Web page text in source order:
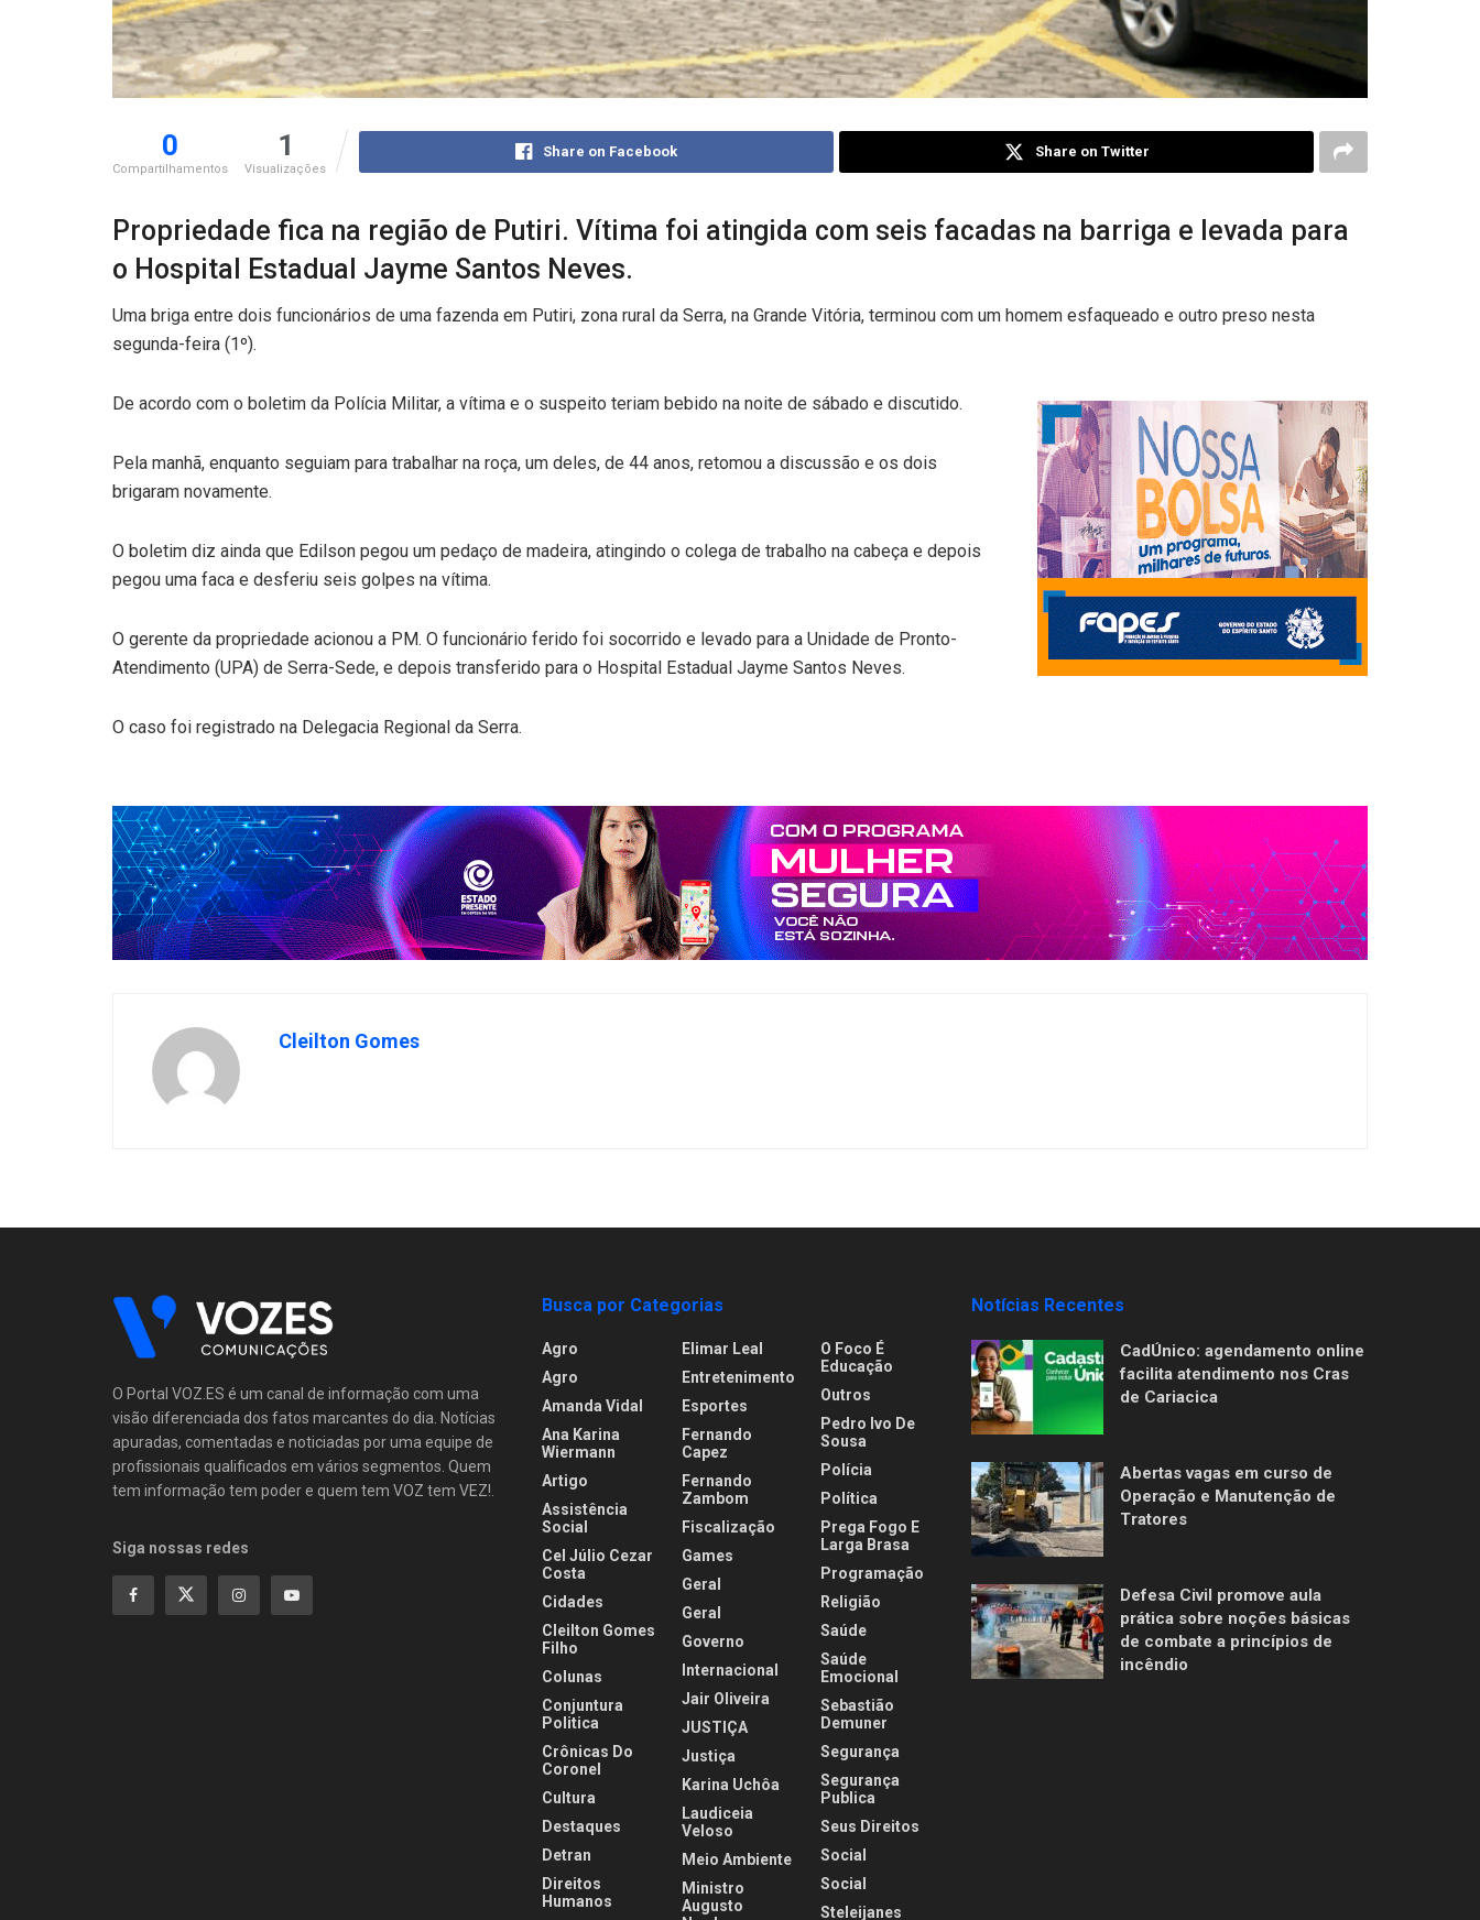
0
Compartilhamentos
1
Visualizações
Share on Facebook Share on Twitter
Propriedade fica na região de Putiri. Vítima foi atingida com seis facadas na barriga e levada para
o Hospital Estadual Jayme Santos Neves.
Uma briga entre dois funcionários de uma fazenda em Putiri, zona rural da Serra, na Grande Vitória, terminou com um homem esfaqueado e outro preso nesta
segunda-feira (1º).
De acordo com o boletim da Polícia Militar, a vítima e o suspeito teriam bebido na noite de sábado e discutido.
Pela manhã, enquanto seguiam para trabalhar na roça, um deles, de 44 anos, retomou a discussão e os dois
brigaram novamente.
O boletim diz ainda que Edilson pegou um pedaço de madeira, atingindo o colega de trabalho na cabeça e depois
pegou uma faca e desferiu seis golpes na vítima.
O gerente da propriedade acionou a PM. O funcionário ferido foi socorrido e levado para a Unidade de Pronto-
Atendimento (UPA) de Serra-Sede, e depois transferido para o Hospital Estadual Jayme Santos Neves.
O caso foi registrado na Delegacia Regional da Serra.
Cleilton Gomes
O Portal VOZ.ES é um canal de informação com uma
visão diferenciada dos fatos marcantes do dia. Notícias
apuradas, comentadas e noticiadas por uma equipe de
profissionais qualificados em vários segmentos. Quem
tem informação tem poder e quem tem VOZ tem VEZ!.
Siga nossas redes
Busca por Categorias
Agro
Agro
Amanda Vidal
Ana Karina
Wiermann
Artigo
Assistência
Social
Cel Júlio Cezar
Costa
Cidades
Cleilton Gomes
Filho
Colunas
Conjuntura
Politica
Crônicas Do
Coronel
Cultura
Destaques
Detran
Direitos
Humanos
Elimar Leal
Entretenimento
Esportes
Fernando
Capez
Fernando
Zambom
Fiscalização
Games
Geral
Geral
Governo
Internacional
Jair Oliveira
JUSTIÇA
Justiça
Karina Uchôa
Laudiceia
Veloso
Meio Ambiente
Ministro
Augusto
O Foco É
Educação
Outros
Pedro Ivo De
Sousa
Polícia
Política
Prega Fogo E
Larga Brasa
Programação
Religião
Saúde
Saúde
Emocional
Sebastião
Demuner
Segurança
Segurança
Publica
Seus Direitos
Social
Social
Steleijanes
Notícias Recentes
CadÚnico: agendamento online
facilita atendimento nos Cras
de Cariacica
Abertas vagas em curso de
Operação e Manutenção de
Tratores
Defesa Civil promove aula
prática sobre noções básicas
de combate a princípios de
incêndio